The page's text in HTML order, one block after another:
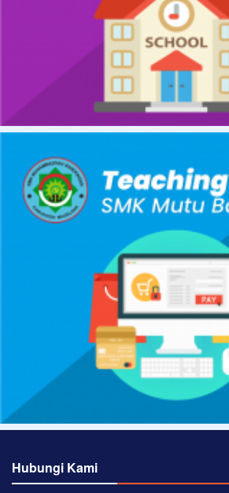
Hubungi Kami